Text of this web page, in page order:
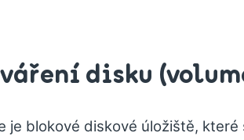
disku
je blokové diskové úložiště,